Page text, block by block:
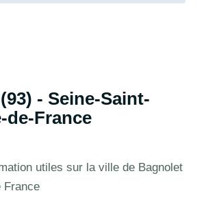
- Seine-Saint-
de-France
utiles sur la ville de Bagnolet
France